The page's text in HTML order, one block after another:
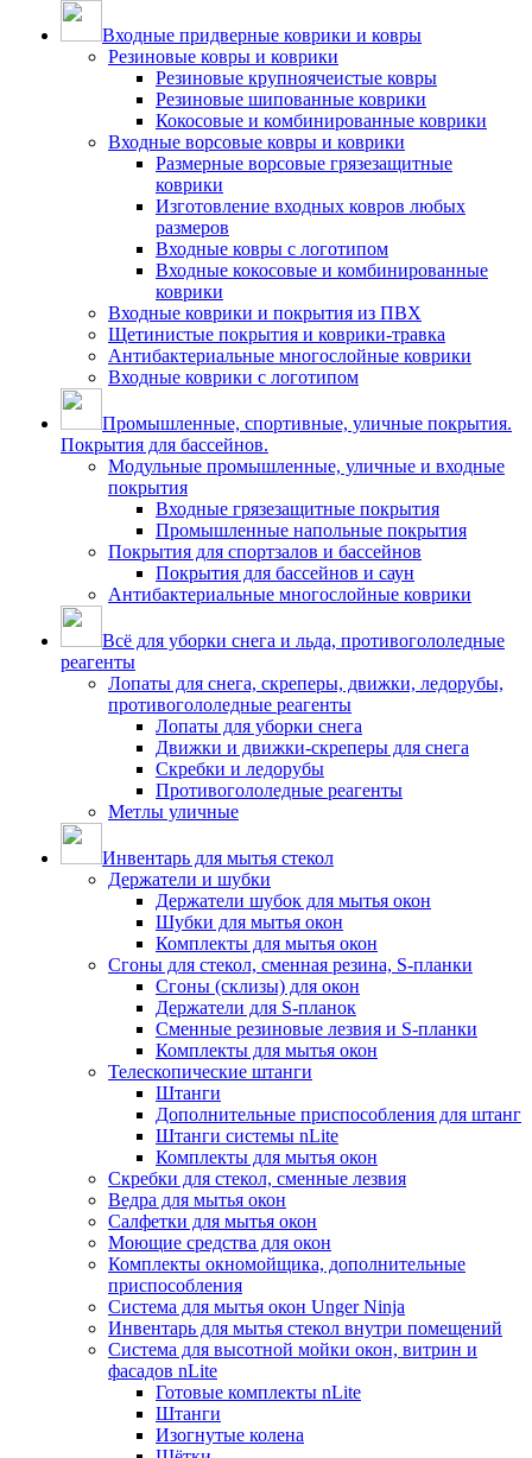
Входные придверные коврики и ковры
Резиновые ковры и коврики
Резиновые крупноячеистые ковры
Резиновые шипованные коврики
Кокосовые и комбинированные коврики
Входные ворсовые ковры и коврики
Размерные ворсовые грязезащитные
коврики
Изготовление входных ковров любых
размеров
Входные ковры с логотипом
Входные кокосовые и комбинированные
коврики
Входные коврики и покрытия из ПВХ
Щетинистые покрытия и коврики-травка
Антибактериальные многослойные коврики
Входные коврики с логотипом
Промышленные, спортивные, уличные покрытия.
Покрытия для бассейнов.
Модульные промышленные, уличные и входные
покрытия
Входные грязезащитные покрытия
Промышленные напольные покрытия
Покрытия для спортзалов и бассейнов
Покрытия для бассейнов и саун
Антибактериальные многослойные коврики
Всё для уборки снега и льда, противогололедные
реагенты
Лопаты для снега, скреперы, движки, ледорубы,
противогололедные реагенты
Лопаты для уборки снега
Движки и движки-скреперы для снега
Скребки и ледорубы
Противогололедные реагенты
Метлы уличные
Инвентарь для мытья стекол
Держатели и шубки
Держатели шубок для мытья окон
Шубки для мытья окон
Комплекты для мытья окон
Сгоны для стекол, сменная резина, S-планки
Сгоны (склизы) для окон
Держатели для S-планок
Сменные резиновые лезвия и S-планки
Комплекты для мытья окон
Телескопические штанги
Штанги
Дополнительные приспособления для штанг
Штанги системы nLite
Комплекты для мытья окон
Скребки для стекол, сменные лезвия
Ведра для мытья окон
Салфетки для мытья окон
Моющие средства для окон
Комплекты окномойщика, дополнительные
приспособления
Система для мытья окон Unger Ninja
Инвентарь для мытья стекол внутри помещений
Система для высотной мойки окон, витрин и
фасадов nLite
Готовые комплекты nLite
Штанги
Изогнутые колена